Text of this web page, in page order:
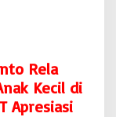
Rela
Kecil di
Apresiasi